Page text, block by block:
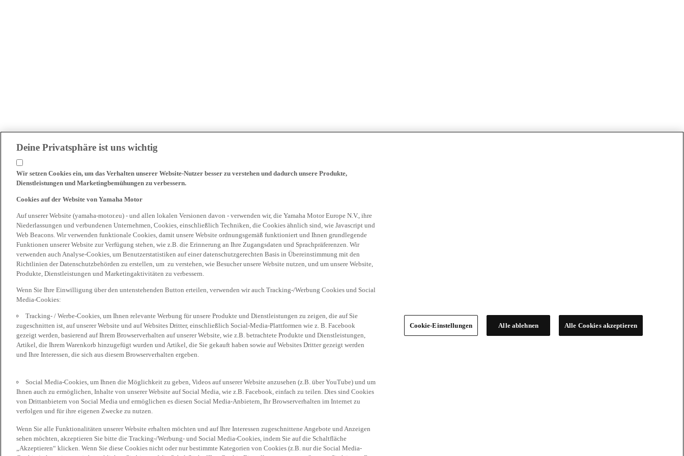
Deine Privatsphäre ist uns wichtig
Wir setzen Cookies ein, um das Verhalten unserer Website-Nutzer besser zu verstehen und dadurch unsere Produkte,
Dienstleistungen und Marketingbemühungen zu verbessern.
Cookies auf der Website von Yamaha Motor
Auf unserer Website (yamaha-motor.eu) - und allen lokalen Versionen davon - verwenden wir, die Yamaha Motor Europe N.V., ihre
Niederlassungen und verbundenen Unternehmen, Cookies, einschließlich Techniken, die Cookies ähnlich sind, wie Javascript und
Web Beacons. Wir verwenden funktionale Cookies, damit unsere Website ordnungsgemäß funktioniert und Ihnen grundlegende
Funktionen unserer Website zur Verfügung stehen, wie z.B. die Erinnerung an Ihre Zugangsdaten und Sprachpräferenzen. Wir
verwenden auch Analyse-Cookies, um Benutzerstatistiken auf einer datenschutzgerechten Basis in Übereinstimmung mit den
Richtlinien der Datenschutzbehörden zu erstellen, um zu verstehen, wie Besucher unsere Website nutzen, und um unsere Website,
Produkte, Dienstleistungen und Marketingaktivitäten zu verbessern.
Wenn Sie Ihre Einwilligung über den untenstehenden Button erteilen, verwenden wir auch Tracking-/Werbung Cookies und Social
Media-Cookies:
Tracking- / Werbe-Cookies, um Ihnen relevante Werbung für unsere Produkte und Dienstleistungen zu zeigen, die auf Sie
zugeschnitten ist, auf unserer Website und auf Websites Dritter, einschließlich Social-Media-Plattformen wie z. B. Facebook
gezeigt werden, basierend auf Ihrem Browserverhalten auf unserer Website, wie z.B. betrachtete Produkte und Dienstleistungen,
Artikel, die Ihrem Warenkorb hinzugefügt wurden und Artikel, die Sie gekauft haben sowie auf Websites Dritter gezeigt werden
und Ihre Interessen, die sich aus diesem Browserverhalten ergeben.
Social Media-Cookies, um Ihnen die Möglichkeit zu geben, Videos auf unserer Website anzusehen (z.B. über YouTube) und um
Ihnen auch zu ermöglichen, Inhalte von unserer Website auf Social Media, wie z.B. Facebook, einfach zu teilen. Dies sind Cookies
von Drittanbietern von Social Media und ermöglichen es diesen Social Media-Anbietern, Ihr Browserverhalten im Internet zu
verfolgen und für ihre eigenen Zwecke zu nutzen.
Wenn Sie alle Funktionalitäten unserer Website erhalten möchten und auf Ihre Interessen zugeschnittene Angebote und Anzeigen
sehen möchten, akzeptieren Sie bitte die Tracking-/Werbung- und Social Media-Cookies, indem Sie auf die Schaltfläche
„Akzeptieren“ klicken. Wenn Sie diese Cookies nicht oder nur bestimmte Kategorien von Cookies (z.B. nur die Social Media-
Cookie-Einstellungen Alle ablehnen Alle Cookies akzeptieren